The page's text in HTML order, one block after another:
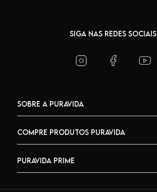
SIGA NAS REDES SOCIAIS
SOBRE A PURAVIDA
COMPRE PRODUTOS PURAVIDA
PURAVIDA PRIME